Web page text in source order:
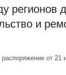
регионов
и
от